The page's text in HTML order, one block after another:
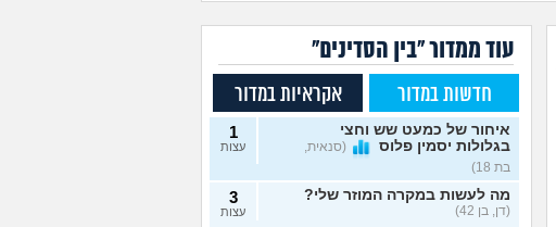
עוד ממדור "בין הסדינים"
חדשות במדור אקראיות במדור
איחור של כמעט שש וחצי
בגלולות יסמין פלוס
(סנאית,
בת 18)
1
עצות
מה לעשות במקרה המוזר שלי?
(דן, בן 42)
3
עצות